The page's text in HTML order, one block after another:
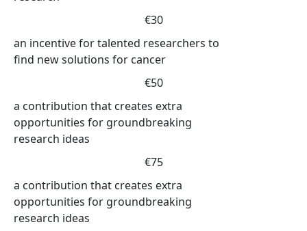
€30
an incentive for talented researchers to
find new solutions for cancer
€50
a contribution that creates extra
opportunities for groundbreaking
research ideas
€75
a contribution that creates extra
opportunities for groundbreaking
research ideas